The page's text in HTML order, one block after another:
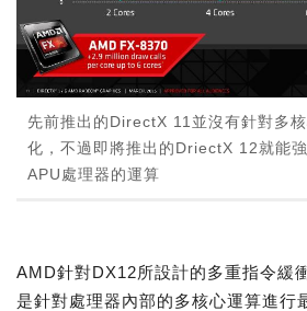
先前推出的DirectX 11並沒有針對多
化，不過即將推出的DriectX 12就能
APU處理器的運算
AMD針對DX12所設計的多重指令緩
是針對處理器內部的多核心運算進行